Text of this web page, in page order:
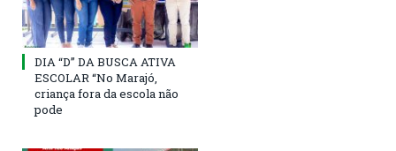
DIA “D” DA BUSCA ATIVA
ESCOLAR “No Marajó,
criança fora da escola não
pode